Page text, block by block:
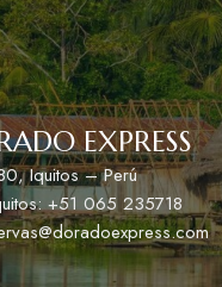
EXPRESS
Iquitos – Perú
+51 065 235718